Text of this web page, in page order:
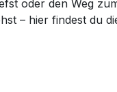
oder den Weg
– hier findest du